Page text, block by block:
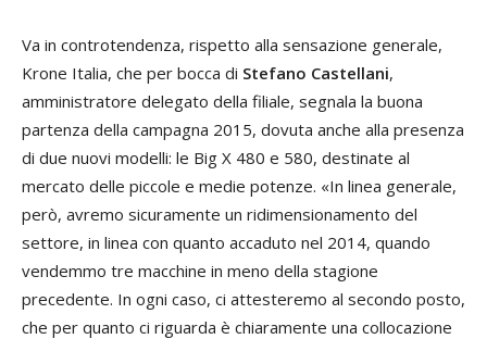
Va in controtendenza, rispetto alla sensazione generale,
Krone Italia, che per bocca di Stefano Castellani,
amministratore delegato della filiale, segnala la buona
partenza della campagna 2015, dovuta anche alla presenza
di due nuovi modelli: le Big X 480 e 580, destinate al
mercato delle piccole e medie potenze. «In linea generale,
però, avremo sicuramente un ridimensionamento del
settore, in linea con quanto accaduto nel 2014, quando
vendemmo tre macchine in meno della stagione
precedente. In ogni caso, ci attesteremo al secondo posto,
che per quanto ci riguarda è chiaramente una collocazione